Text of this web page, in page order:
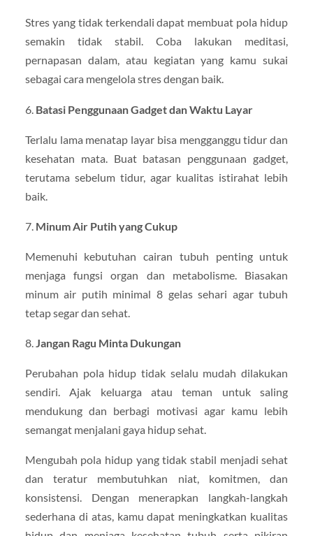
Stres yang tidak terkendali dapat membuat pola hidup
semakin tidak stabil. Coba lakukan meditasi,
pernapasan dalam, atau kegiatan yang kamu sukai
sebagai cara mengelola stres dengan baik.
6. Batasi Penggunaan Gadget dan Waktu Layar
Terlalu lama menatap layar bisa mengganggu tidur dan
kesehatan mata. Buat batasan penggunaan gadget,
terutama sebelum tidur, agar kualitas istirahat lebih
baik.
7. Minum Air Putih yang Cukup
Memenuhi kebutuhan cairan tubuh penting untuk
menjaga fungsi organ dan metabolisme. Biasakan
minum air putih minimal 8 gelas sehari agar tubuh
tetap segar dan sehat.
8.Jangan Ragu Minta Dukungan
Perubahan pola hidup tidak selalu mudah dilakukan
sendiri. Ajak keluarga atau teman untuk saling
mendukung dan berbagi motivasi agar kamu lebih
semangat menjalani gaya hidup sehat.
Mengubah pola hidup yang tidak stabil menjadi sehat
dan teratur membutuhkan niat, komitmen, dan
konsistensi. Dengan menerapkan langkah-langkah
sederhana di atas, kamu dapat meningkatkan kualitas